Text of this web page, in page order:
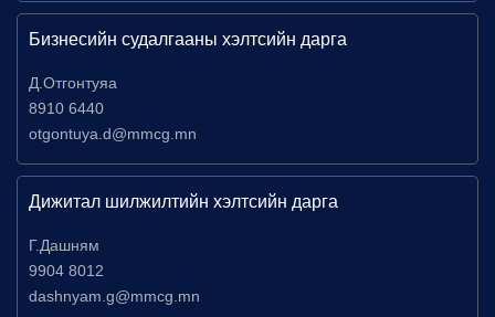
Бизнесийн судалгааны хэлтсийн дарга
Д.Отгонтуяа
8910 6440
otgontuya.d@mmcg.mn
Дижитал шилжилтийн хэлтсийн дарга
Г.Дашням
9904 8012
dashnyam.g@mmcg.mn